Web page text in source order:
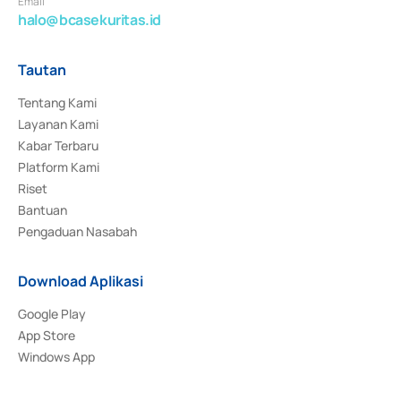
halo@bcasekuritas.id
Tautan
Tentang Kami
Layanan Kami
Kabar Terbaru
Platform Kami
Riset
Bantuan
Pengaduan Nasabah
Download Aplikasi
Google Play
App Store
Windows App